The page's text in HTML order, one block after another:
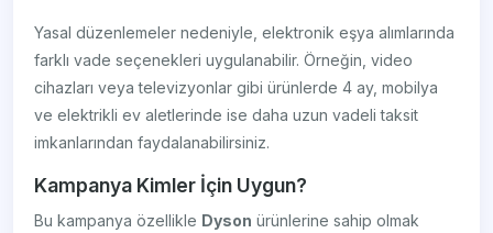
Yasal düzenlemeler nedeniyle, elektronik eşya alımlarında
farklı vade seçenekleri uygulanabilir. Örneğin, video
cihazları veya televizyonlar gibi ürünlerde 4 ay, mobilya
ve elektrikli ev aletlerinde ise daha uzun vadeli taksit
imkanlarından faydalanabilirsiniz.
Kampanya Kimler İçin Uygun?
Bu kampanya özellikle Dyson ürünlerine sahip olmak